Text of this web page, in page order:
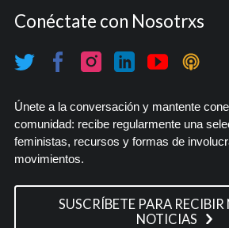
Conéctate con Nosotrxs
Únete a la conversación y mantente
comunidad: recibe regularmente una
feministas, recursos y formas de
movimientos.
SUSCRÍBETE PARA RECIBIR
NOTICIAS